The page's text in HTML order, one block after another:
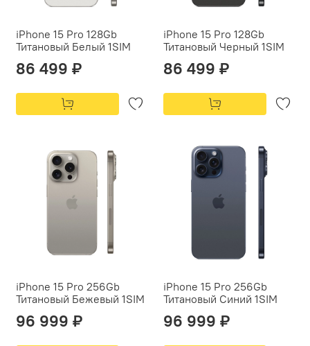
iPhone 15 Pro 128Gb
Титановый Белый 1SIM
86 499 ₽
iPhone 15 Pro 128Gb
Титановый Черный 1SIM
86 499 ₽
iPhone 15 Pro 256Gb
Титановый Бежевый 1SIM
96 999 ₽
iPhone 15 Pro 256Gb
Титановый Синий 1SIM
96 999 ₽